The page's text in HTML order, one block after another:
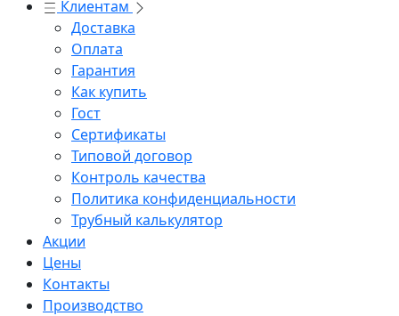
Клиентам
Доставка
Оплата
Гарантия
Как купить
Гост
Сертификаты
Типовой договор
Контроль качества
Политика конфиденциальности
Трубный калькулятор
Акции
Цены
Контакты
Производство